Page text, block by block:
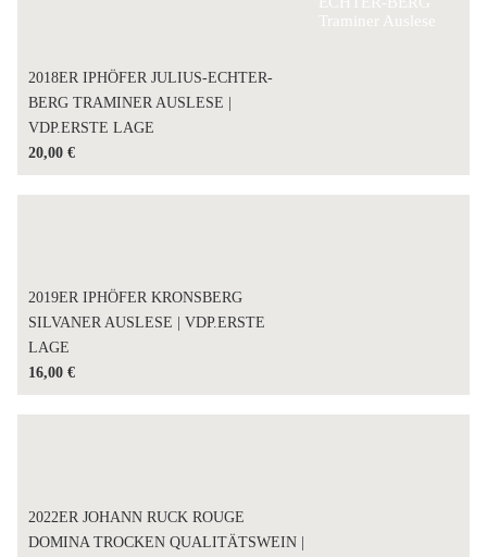
2018ER IPHÖFER JULIUS-ECHTER-
BERG TRAMINER AUSLESE |
VDP.ERSTE LAGE
20,00€
2019ER IPHÖFER KRONSBERG
SILVANER AUSLESE | VDP.ERSTE
LAGE
16,00€
2022ER JOHANN RUCK ROUGE
DOMINA TROCKEN QUALITÄTSWEIN |